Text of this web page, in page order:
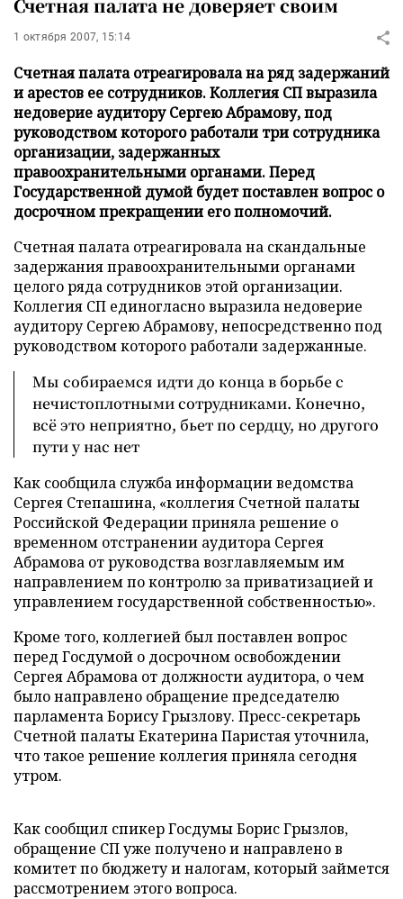
Счетная палата не доверяет своим
1 октября 2007, 15:14
Счетная палата отреагировала на ряд задержаний
и арестов ее сотрудников. Коллегия СП выразила
недоверие аудитору Сергею Абрамову, под
руководством которого работали три сотрудника
организации, задержанных
правоохранительными органами. Перед
Государственной думой будет поставлен вопрос о
досрочном прекращении его полномочий.
Счетная палата отреагировала на скандальные
задержания правоохранительными органами
целого ряда сотрудников этой организации.
Коллегия СП единогласно выразила недоверие
аудитору Сергею Абрамову, непосредственно под
руководством которого работали задержанные.
Мы собираемся идти до конца в борьбе с
нечистоплотными сотрудниками. Конечно,
всё это неприятно, бьет по сердцу, но другого
пути у нас нет
Как сообщила служба информации ведомства
Сергея Степашина, «коллегия Счетной палаты
Российской Федерации приняла решение о
временном отстранении аудитора Сергея
Абрамова от руководства возглавляемым им
направлением по контролю за приватизацией и
управлением государственной собственностью».
Кроме того, коллегией был поставлен вопрос
перед Госдумой о досрочном освобождении
Сергея Абрамова от должности аудитора, о чем
было направлено обращение председателю
парламента Борису Грызлову. Пресс-секретарь
Счетной палаты Екатерина Паристая уточнила,
что такое решение коллегия приняла сегодня
утром.
Как сообщил спикер Госдумы Борис Грызлов,
обращение СП уже получено и направлено в
комитет по бюджету и налогам, который займется
рассмотрением этого вопроса.